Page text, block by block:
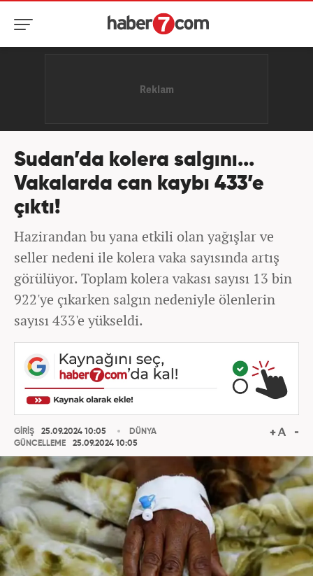
Sudan’da kolera salgını...
Vakalarda can kaybı 433’e
çıktı!
Hazirandan bu yana etkili olan yağışlar ve
seller nedeni ile kolera vaka sayısında artış
görülüyor. Toplam kolera vakası sayısı 13 bin
922'ye çıkarken salgın nedeniyle ölenlerin
sayısı 433'e yükseldi.
GİRİŞ
25.09.2024 10:05
GÜNCELLEME
25.09.2024 10:05
DÜNYA